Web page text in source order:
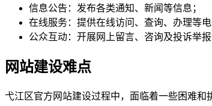
信息公告：发布各类通知、新闻等信息；
在线服务：提供在线访问、查询、办理等电
公众互动：开展网上留言、咨询及投诉举报
网站建设难点
弋江区官方网站建设过程中，面临着一些困难和